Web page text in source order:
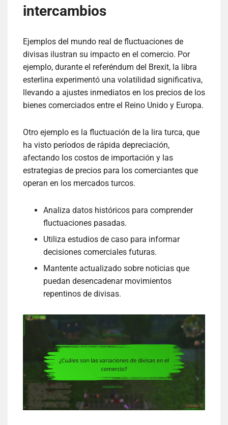
intercambios
Ejemplos del mundo real de fluctuaciones de
divisas ilustran su impacto en el comercio. Por
ejemplo, durante el referéndum del Brexit, la libra
esterlina experimentó una volatilidad significativa,
llevando a ajustes inmediatos en los precios de los
bienes comerciados entre el Reino Unido y Europa.
Otro ejemplo es la fluctuación de la lira turca, que
ha visto períodos de rápida depreciación,
afectando los costos de importación y las
estrategias de precios para los comerciantes que
operan en los mercados turcos.
Analiza datos históricos para comprender
fluctuaciones pasadas.
Utiliza estudios de caso para informar
decisiones comerciales futuras.
Mantente actualizado sobre noticias que
puedan desencadenar movimientos
repentinos de divisas.